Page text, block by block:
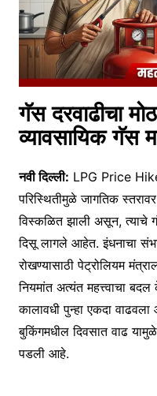
गॅस दरवाढीचा
व्यावसायिक गॅस
नवी दिल्ली: LPG Price
परिस्थितीमुळे जागतिक
विस्कळित झाली असून, त्याचे
दिसू लागले आहेत. इंधनाचा
रोखण्यासाठी पेट्रोलियम
नियमांत अत्यंत महत्त्वाचा
कालावधी पुन्हा एकदा
बुकिंगमधील दिवसात वाढ
पडली आहे.